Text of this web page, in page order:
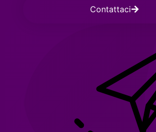
Contattaci